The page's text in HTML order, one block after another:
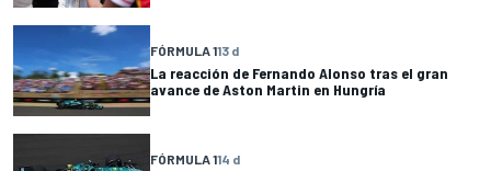
FÓRMULA 113 d
La reacción de Fernando Alonso tras el gran
avance de Aston Martin en Hungría
FÓRMULA 114 d